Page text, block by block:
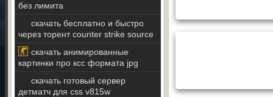
без лимита
скачать бесплатно и быстро
через торент counter strike source
скачать анимированные
картинки про ксс формата jpg
скачать готовый сервер
детматч для css v815w